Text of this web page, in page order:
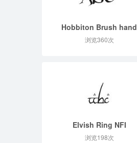
Hobbiton Brush hand
浏览360次
Elvish Ring NFI
浏览198次